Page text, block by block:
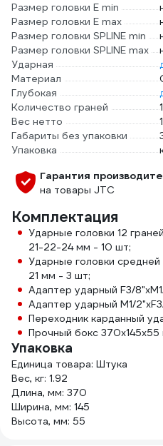
Размер головки E min
Размер головки E max
Размер головки SPLINE min
Размер головки SPLINE max
Ударная
Материал
Глубокая
Количество граней
Вес нетто
Габариты без упаковки
Упаковка
Гарантия
на товары JTC
Комплектация
Ударные головки 12
21-22-24 мм - 10 шт;
Ударные головки средней
21 мм - 3 шт;
Адаптер ударный F3/
Адаптер ударный М1/
Переходник карданный
Прочный бокс 370х145х55
Упаковка
Единица товара: Штука
Вес, кг: 1.92
Длина, мм: 370
Ширина, мм: 145
Высота, мм: 55